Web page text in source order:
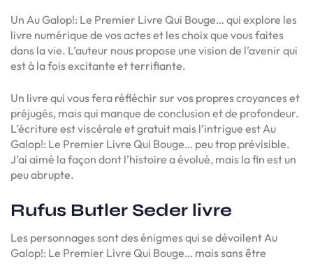
Un Au Galop!: Le Premier Livre Qui Bouge… qui explore les
livre numérique de vos actes et les choix que vous faites
dans la vie. L’auteur nous propose une vision de l’avenir qui
est à la fois excitante et terrifiante.
Un livre qui vous fera réfléchir sur vos propres croyances et
préjugés, mais qui manque de conclusion et de profondeur.
L’écriture est viscérale et gratuit mais l’intrigue est Au
Galop!: Le Premier Livre Qui Bouge… peu trop prévisible.
J’ai aimé la façon dont l’histoire a évolué, mais la fin est un
peu abrupte.
Rufus Butler Seder livre
Les personnages sont des énigmes qui se dévoilent Au
Galop!: Le Premier Livre Qui Bouge… mais sans être